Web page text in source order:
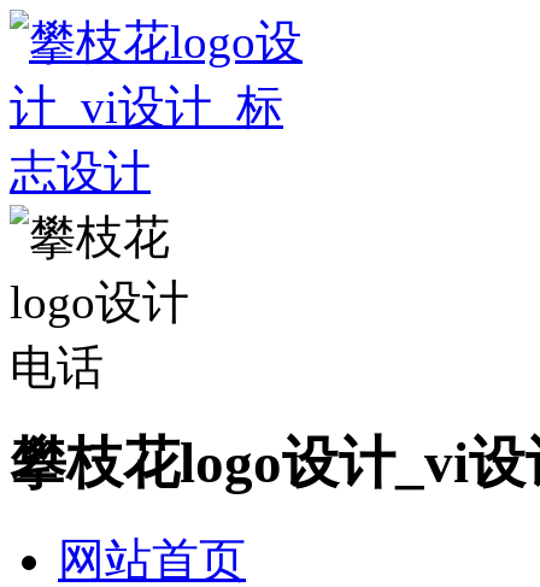
攀枝花logo设计_vi
网站首页